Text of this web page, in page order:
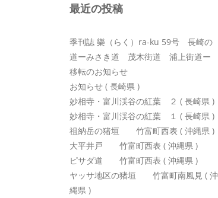
最近の投稿
季刊誌 樂（らく）ra-ku 59号 長崎の
道ーみさき道 茂木街道 浦上街道ー
移転のお知らせ
お知らせ ( 長崎県 )
妙相寺・富川渓谷の紅葉 ２ ( 長崎県 )
妙相寺・富川渓谷の紅葉 １ ( 長崎県 )
祖納岳の猪垣 竹富町西表 ( 沖縄県 )
大平井戸 竹富町西表 ( 沖縄県 )
ピサダ道 竹富町西表 ( 沖縄県 )
ヤッサ地区の猪垣 竹富町南風見 ( 沖
縄県 )